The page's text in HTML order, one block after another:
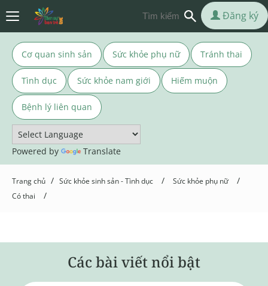
Cơ quan sinh sản Sức khỏe phụ nữ Tránh thai
Tình dục Sức khỏe nam giới Hiếm muộn
Bệnh lý liên quan
Powered by Translate
Đăng ký
Trang chủ / Sức khỏe sinh sản - Tình dục / Sức khỏe phụ nữ /
Có thai /
Các bài viết nổi bật